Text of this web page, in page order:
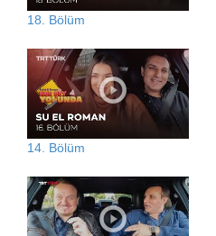
18. Bölüm
14. Bölüm